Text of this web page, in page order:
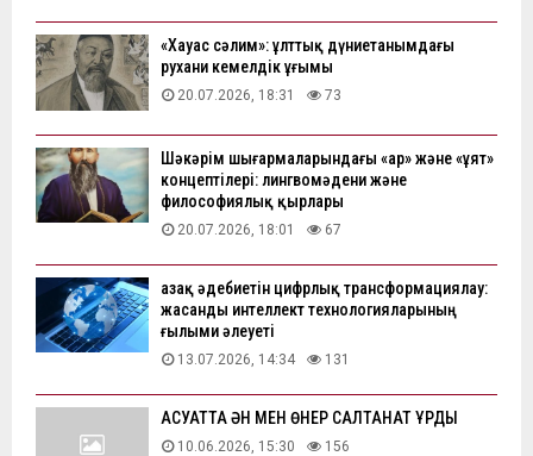
«Хауас сәлим»: ұлттық дүниетанымдағы
рухани кемелдік ұғымы
20.07.2026, 18:31 73
Шәкәрім шығармаларындағы «ар» және «ұят»
концептілері: лингвомәдени және
философиялық қырлары
20.07.2026, 18:01 67
Қазақ әдебиетін цифрлық трансформациялау:
жасанды интеллект технологияларының
ғылыми әлеуеті
13.07.2026, 14:34 131
АҚСУАТТА ӘН МЕН ӨНЕР САЛТАНАТ ҚҰРДЫ
10.06.2026, 15:30 156